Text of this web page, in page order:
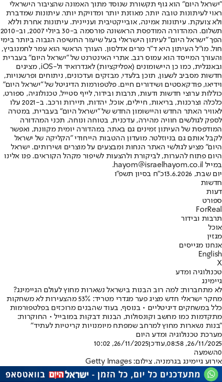
"ישראל היום" הוא גוף תקשורת שנוסד מתוך האמונה שהציבור הישראלי
ראוי לעיתונות טובה יותר, מאוזנת יותר ומדויקת יותר. עיתונות שמדברת
ולא צועקת. עיתונות אמינה, אובייקטיבית ועניינית. עיתונות אחרת וללא
תשלום. המהדורה המודפסת הראשונה פורסמה ב-30 ביולי 2007, וב-2010
הפך "ישראל היום" לעיתון הישראלי בעל שיעור החשיפה הגבוה ביותר בימי
חול. מו"ל העיתון היא ד"ר מרים אדלסון. העורך הראשי הוא עמר לחמנוביץ,
והעורך המייסד הוא עמוס רגב. אתרי האינטרנט של "ישראל היום" בעברית
ובאנגלית, כמו כן היישומונים (אפליקציות) לאנדרואיד ול-iOS, מציגים
חדשות מסביב לשעון, תוכן בלעדי, מבזקים ועדכונים, ניתוחים ופרשנויות,
וידיאו, פודקאסטים ושידורים חיים. פלטפורמות הדיגיטל של "ישראל היום"
כוללות ערוצי חדשות ודעות, תרבות ובידור, לייף סטייל, טכנולוגיה, ספורט,
כלכלה וצרכנות, בריאות, חיילים, אוכל, יהדות, תיירות ורכב. ב-2021 עלו
לאוויר האתר החדש והיישומון החדש של "ישראל היום" בעברית, במטרה
לספק לגולשים חוויה מהירה, עדכנית, בטוחה ונוחה. תכני המהדורה
המודפסת של העיתון זמינים גם באתר, במהדורה יומית מקוונת, ואפשר
לקבל אותם גם בניוזלטר. מועדון ההטבות הייחודי "הקליקה של ישראל
היום" מציע לגולשי האתר הנחות ומבצעים על מוצרים ושירותים. ישראל
היום פתוח להערות, לביקורת ולהצעות לשיפור מקהל הקוראים. פנו אלינו
במייל hayom@israelhayom.co.il.
יום שבת, 13.6.2026
כ"ח בסיון תשפ"ו
חדשות
דעות
ספורט
ForReal
תרבות ובידור
אוכל
מגזין
אנחנו מגייסים
English
X
טכנולוגיה ומדע
גיימינג
לא מתחברות: למה רוב הבנות בישראל נשארות מחוץ לעולם הגיימינג?
מחקר ישראלי חדש מציג פער מגדרי מטריד: 53% מהצעירות לא משחקות
כלל במשחקים דיגיטליים • בנוסף, בעוד שהבנים מרוכזים בפלטפורמות
מתקדמות כמו מחשב וקונסולות, הבנות דבקות במובייל • החוקרות:
"בנות נשארות מחוץ למרחב שמפתח מיומנויות קריטיות לעתיד"
מערכת טכנולוגיה ומדע היום
26/11/2025, 08:58
,עודכן26/11/2025, 10:02
0השמעה
אירוע גיימינג בגרמניה. צילום: Getty Images